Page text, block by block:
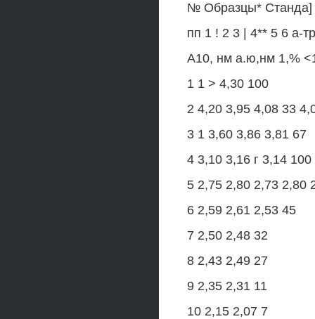
№ Образцы* Станда]
пп 1 ! 2 3 | 4** 5 6 а-
А10, нм а.ю,нм 1,%
1 1 > 4,30 100
2 4,20 3,95 4,08 33
3 1 3,60 3,86 3,81 67
4 3,10 3,16 г 3,14
5 2,75 2,80 2,73 2,80
6 2,59 2,61 2,53 45
7 2,50 2,48 32
8 2,43 2,49 27
9 2,35 2,31 11
10 2,15 2,07 7